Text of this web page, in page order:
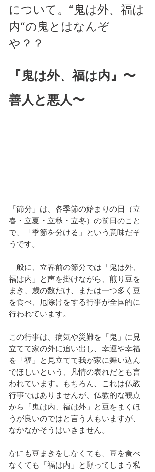
について。“鬼は外、福は
内“の鬼とはなんぞ
や？？
『鬼は外、福は内』〜
善人と悪人〜
「節分」は、各季節の始まりの日（立
春・立夏・立秋・立冬）の前日のこと
で、「季節を分ける」という意味だそ
うです。
一般に、立春前の節分では「鬼は外、
福は内」と声を掛けながら、煎り豆を
まき、歳の数だけ、または一つ多く豆
を食べ、厄除けをする行事が全国的に
行われています。
この行事は、病気や災難を「鬼」に見
立てて家の外に追い出し、幸運や幸福
を「福」と見立てて我が家に舞い込ん
でほしいという、凡情の表れだとも言
われています。もちろん、これは仏教
行事ではありませんが、仏教的な観点
から「鬼は内、福は外」と豆をまくほ
うが良いのではと言う人もいますが、
なかなかそうはいきません。
なにも豆まきをしなくても、豆を食べ
なくても「福は内」と願ってしまう私